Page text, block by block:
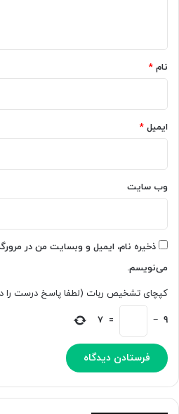
نام *
ایمیل *
وب‌ سایت
ذخیره نام، ایمیل و وبسایت من در
می‌نویسم.
کپچای تشخیص ربات (لطفا پاسخ درست را
9
−
=
7